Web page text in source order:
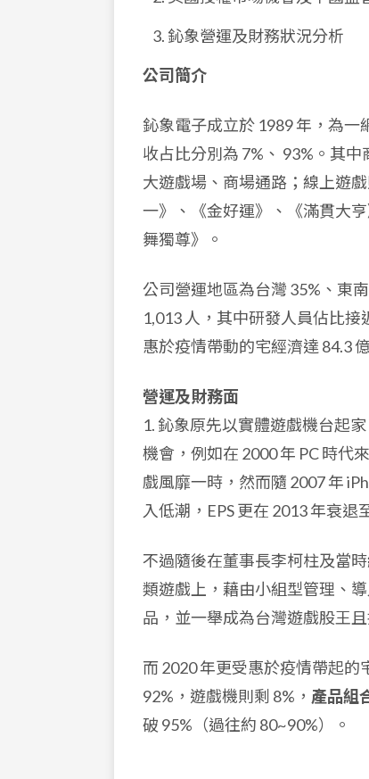
鈊象營運及財務狀況分析
公司簡介
鈊象電子成立於 1989 年，為
收占比分別為 7%、 93%。其
大遊戲場、商場通路；線上遊
一》、《金好運》、《滿貫大
舞獨尊》。
公司營運地區為台灣 35%、東
1,013 人，其中研發人員佔比
惠於疫情帶動的宅經濟達 84.3
營運及財務面
1. 鈊象原先以實體遊戲機台起
機會，例如在 2000 年 PC 時代
戲風靡一時，然而隨 2007 年
入低潮，EPS 更在 2013 年衰退
不過隨後在董事長李柯柱及當
類遊戲上，藉由小組型管理、
品，並一舉成為台灣遊戲股王且
而 2020 年更受惠於疫情帶起
92%，遊戲機則剩 8%， 產品組
破 95%（過往約 80~90%）。